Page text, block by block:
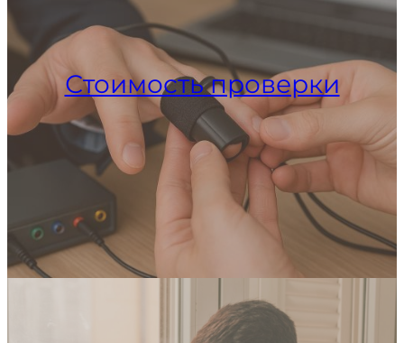
Стоимость проверки